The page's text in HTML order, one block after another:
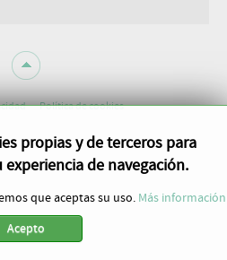
propias y de terceros para
de navegación.
que aceptas su uso. Más información
Acepto
Política de cookies